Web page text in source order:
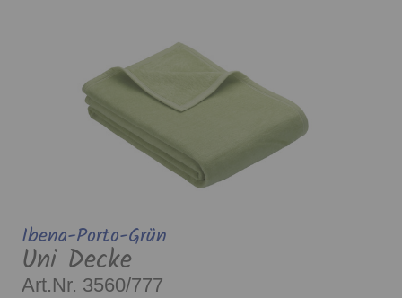
Ibena-Porto-Grün
Uni Decke
Art.Nr. 3560/777